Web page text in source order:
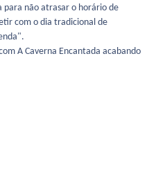
para não atrasar o horário de
com o dia tradicional de
A Caverna Encantada acabando